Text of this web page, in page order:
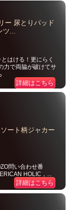
ー 尿とりパッド
...
はける！更にらく
力で両脇が破けてサ
詳細はこちら
ート柄ジャカー
問い合わせ番
HOLIC，...
詳細はこちら